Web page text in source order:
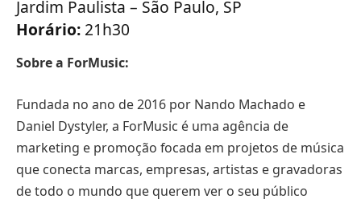
Jardim Paulista – São Paulo, SP
Horário: 21h30
Sobre a ForMusic:
Fundada no ano de 2016 por Nando Machado e
Daniel Dystyler, a ForMusic é uma agência de
marketing e promoção focada em projetos de música
que conecta marcas, empresas, artistas e gravadoras
de todo o mundo que querem ver o seu público